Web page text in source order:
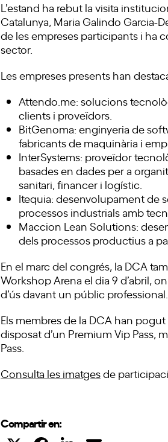
L’estand ha rebut la visita
Catalunya, Maria Galindo Garcia-
de les empreses participants i ha
sector.
Les empreses presents han
Attendo.me: solucions
clients i proveïdors.
BitGenoma: enginyeria de
fabricants de maquinària i
InterSystems: proveïdor
basades en dades per a
sanitari, financer i logístic.
Itequia: desenvolupament de
processos industrials amb
Maccion Lean Solutions:
dels processos productius a
En el marc del congrés, la DCA
Workshop Arena el dia 9 d’abril,
d’ús davant un públic professional.
Els membres de la DCA han
disposat d’un Premium Vip Pass,
Pass.
Consulta les imatgesde
Compartir en: